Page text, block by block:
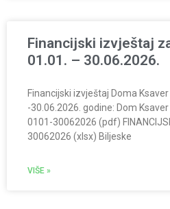
Financijski izvještaj
01.01. – 30.06.2026.
Financijski izvještaj Doma
-30.06.2026. godine: Dom
0101-30062026 (pdf)
30062026 (xlsx) Biljeske
VIŠE »